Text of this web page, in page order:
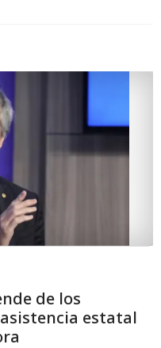
de los
estatal